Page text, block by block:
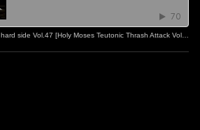
side Vol.47 [Holy Moses Teutonic Thrash Attack Vol.2]